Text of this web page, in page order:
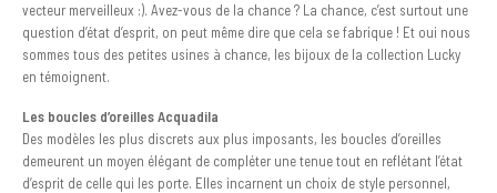
vecteur merveilleux :). Avez-vous de la chance ? La chance, c’est surtout une
question d’état d’esprit, on peut même dire que cela se fabrique ! Et oui nous
sommes tous des petites usines à chance, les bijoux de la collection Lucky
en témoignent.
Les boucles d’oreilles Acquadila
Des modèles les plus discrets aux plus imposants, les boucles d’oreilles
demeurent un moyen élégant de compléter une tenue tout en reflétant l’état
d’esprit de celle qui les porte. Elles incarnent un choix de style personnel,